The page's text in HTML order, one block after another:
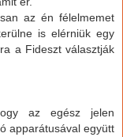
az én félelmemet
is elérniük egy
a Fideszt választják
az egész jelen
apparátusával együtt